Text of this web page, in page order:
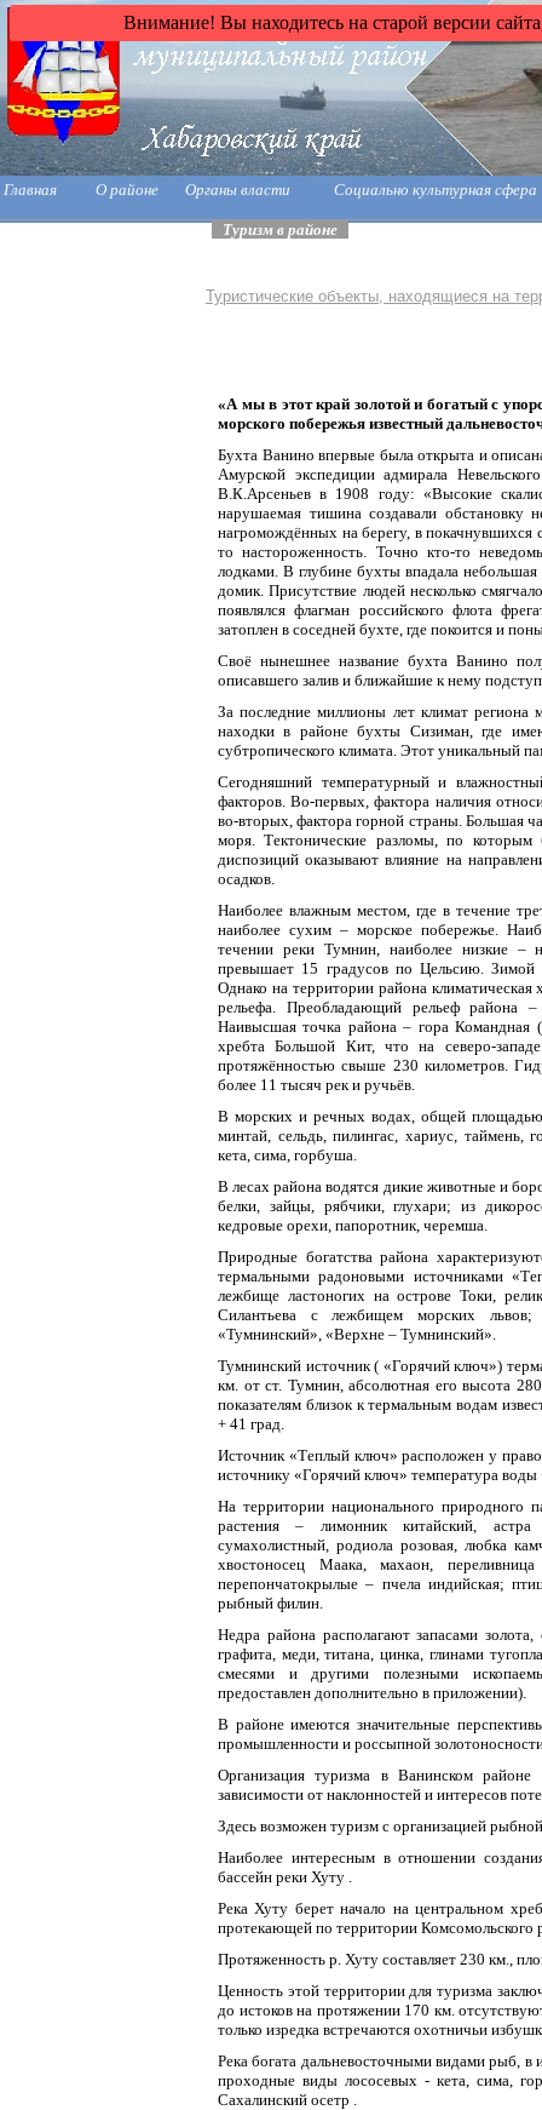
Внимание! Вы находитесь на старой версии
Главная О районе Органы власти Социально культурная сфера
Туризм в районе
Туристические объекты, находящиеся на
«А мы в этот край золотой и богатый с
морского побережья известный
Бухта Ванино впервые была открыта и
Амурской экспедиции адмирала
В.К.Арсеньев в 1908 году: «Высокие
нарушаемая тишина создавали обстановку
нагромождённых на берегу, в покачнувшихся
то настороженность. Точно кто-то
лодками. В глубине бухты впадала
домик. Присутствие людей несколько
появлялся флагман российского флота
затоплен в соседней бухте, где покоится и
Своё нынешнее название бухта Ванино
описавшего залив и ближайшие к нему
За последние миллионы лет климат региона
находки в районе бухты Сизиман, где
субтропического климата. Этот уникальный
Сегодняшний температурный и
факторов. Во-первых, фактора наличия
во-вторых, фактора горной страны. Большая
моря. Тектонические разломы, по
диспозиций оказывают влияние на
осадков.
Наиболее влажным местом, где в течение
наиболее сухим – морское побережье.
течении реки Тумнин, наиболее низкие –
превышает 15 градусов по Цельсию. Зимой
Однако на территории района
рельефа. Преобладающий рельеф района
Наивысшая точка района – гора Командная
хребта Большой Кит, что на северо-
протяжённостью свыше 230 километров.
более 11 тысяч рек и ручьёв.
В морских и речных водах, общей площадью
минтай, сельдь, пилингас, хариус,
кета, сима, горбуша.
В лесах района водятся дикие животные и
белки, зайцы, рябчики, глухари; из
кедровые орехи, папоротник, черемша.
Природные богатства района
термальными радоновыми источниками
лежбище ластоногих на острове Токи,
Силантьева с лежбищем морских львов;
«Тумнинский», «Верхне – Тумнинский».
Тумнинский источник ( «Горячий ключ»)
км. от ст. Тумнин, абсолютная его высота
показателям близок к термальным водам
+ 41 град.
Источник «Теплый ключ» расположен у
источнику «Горячий ключ» температура воды
На территории национального природного
растения – лимонник китайский, астра
сумахолистный, родиола розовая, любка
хвостоносец Маака, махаон,
перепончатокрылые – пчела индийская;
рыбный филин.
Недра района располагают запасами
графита, меди, титана, цинка, глинами
смесями и другими полезными
предоставлен дополнительно в приложении).
В районе имеются значительные
промышленности и россыпной
Организация туризма в Ванинском
зависимости от наклонностей и интересов
Здесь возможен туризм с организацией
Наиболее интересным в отношении
бассейн реки Хуту .
Река Хуту берет начало на центральном
протекающей по территории Комсомольского
Протяженность р. Хуту составляет 230 км.,
Ценность этой территории для туризма
до истоков на протяжении 170 км.
только изредка встречаются охотничьи
Река богата дальневосточными видами рыб, в
проходные виды лососевых - кета, сима,
Сахалинский осетр .